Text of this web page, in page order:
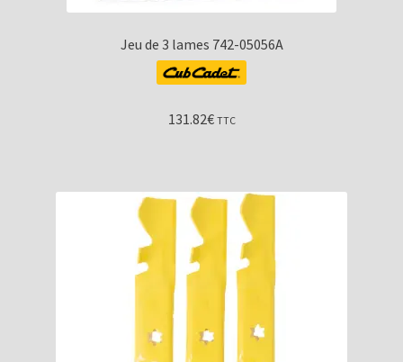
Jeu de 3 lames 742-05056A
131.82€ TTC